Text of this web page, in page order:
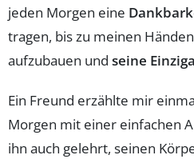
jeden Morgen eine
tragen, bis zu meinen
aufzubauen und seine
Ein Freund erzählte mir
Morgen mit einer einfachen
ihn auch gelehrt, seinen